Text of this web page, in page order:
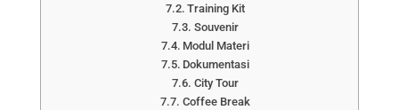
Training Kit
Souvenir
Modul Materi
Dokumentasi
City Tour
Coffee Break